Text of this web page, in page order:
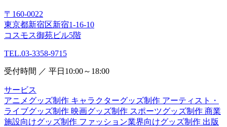
〒160-0022
東京都新宿区新宿1-16-10
コスモス御苑ビル5階
TEL.03-3358-9715
受付時間 ／ 平日10:00～18:00
サービス
アニメグッズ制作 キャラクターグッズ制作 アーティスト・
ライブグッズ制作 映画グッズ制作 スポーツグッズ制作 商業
施設向けグッズ制作 ファッション業界向けグッズ制作 出版